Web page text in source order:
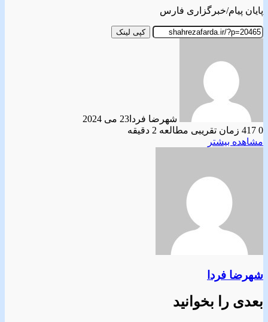
پایان پیام/خبرگزاری فارس
کپی لینک
شهرضا فردا 23 می 2024
0
زمان تقریبی مطالعه 2 دقیقه
مشاهده بیشتر
شهرضا فردا
بعدی را بخوانید